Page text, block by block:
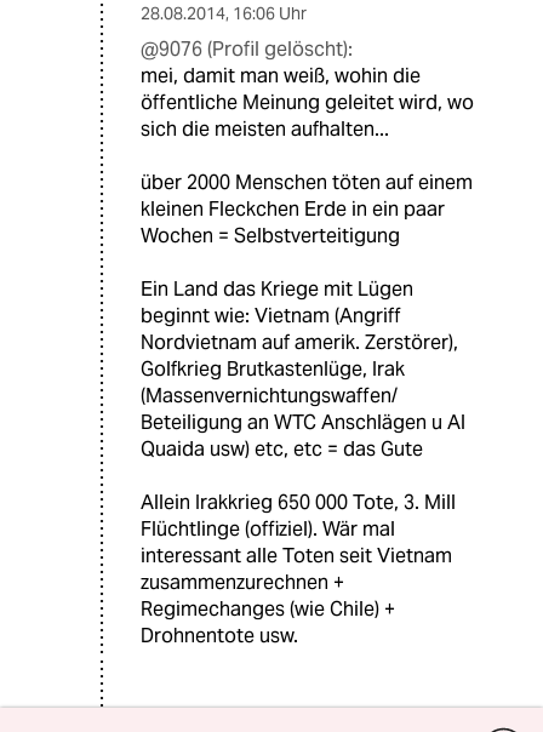
28.08.2014, 16:06 Uhr
@9076 (Profil gelöscht):
mei, damit man weiß, wohin die
öffentliche Meinung geleitet wird, wo
sich die meisten aufhalten...
über 2000 Menschen töten auf einem
kleinen Fleckchen Erde in ein paar
Wochen = Selbstverteitigung
Ein Land das Kriege mit Lügen
beginnt wie: Vietnam (Angriff
Nordvietnam auf amerik. Zerstörer),
Golfkrieg Brutkastenlüge, Irak
(Massenvernichtungswaffen/
Beteiligung an WTC Anschlägen u Al
Quaida usw) etc, etc = das Gute
Allein Irakkrieg 650 000 Tote, 3. Mill
Flüchtlinge (offiziel). Wär mal
interessant alle Toten seit Vietnam
zusammenzurechnen +
Regimechanges (wie Chile) +
Drohnentote usw.